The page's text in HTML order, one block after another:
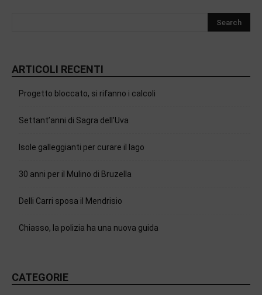
ARTICOLI RECENTI
Progetto bloccato, si rifanno i calcoli
Settant’anni di Sagra dell’Uva
Isole galleggianti per curare il lago
30 anni per il Mulino di Bruzella
Delli Carri sposa il Mendrisio
Chiasso, la polizia ha una nuova guida
CATEGORIE